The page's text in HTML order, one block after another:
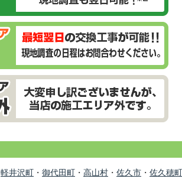
軽井沢町 ・ 御代田町 ・ 高山村 ・ 佐久市 ・ 佐久穂町